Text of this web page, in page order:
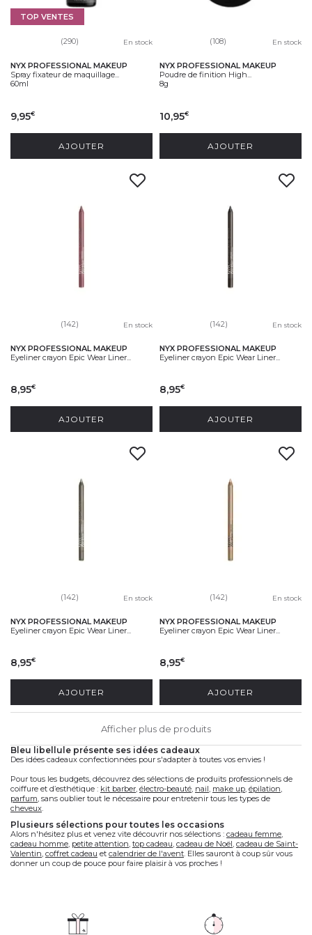
TOP VENTES
(290) En stock
NYX PROFESSIONAL MAKEUP
Spray fixateur de maquillage...
60ml
9,95€
AJOUTER
(108) En stock
NYX PROFESSIONAL MAKEUP
Poudre de finition High...
8g
10,95€
AJOUTER
(142) En stock
NYX PROFESSIONAL MAKEUP
Eyeliner crayon Epic Wear Liner...
8,95€
AJOUTER
(142) En stock
NYX PROFESSIONAL MAKEUP
Eyeliner crayon Epic Wear Liner...
8,95€
AJOUTER
(142) En stock
NYX PROFESSIONAL MAKEUP
Eyeliner crayon Epic Wear Liner...
8,95€
AJOUTER
(142) En stock
NYX PROFESSIONAL MAKEUP
Eyeliner crayon Epic Wear Liner...
8,95€
AJOUTER
Afficher plus de produits
bleu libellule présente ses idées cadeaux
Des idées cadeaux confectionnées pour s'adapter à toutes vos envies !
Pour tous les budgets, découvrez des sélections de produits professionnels de
coiffure et d’esthétique : kit barber électro-beauté nail make up épilation
parfum , sans oublier tout le nécessaire pour entretenir tous les types de
cheveux
plusieurs sélections pour toutes les occasions
Alors n'hésitez plus et venez vite découvrir nos sélections : cadeau femme
cadeau homme petite attention top cadeau cadeau de Noël cadeau de Saint-
Valentin coffret cadeau et calendrier de l'avent . Elles sauront à coup sûr vous
donner un coup de pouce pour faire plaisir à vos proches !